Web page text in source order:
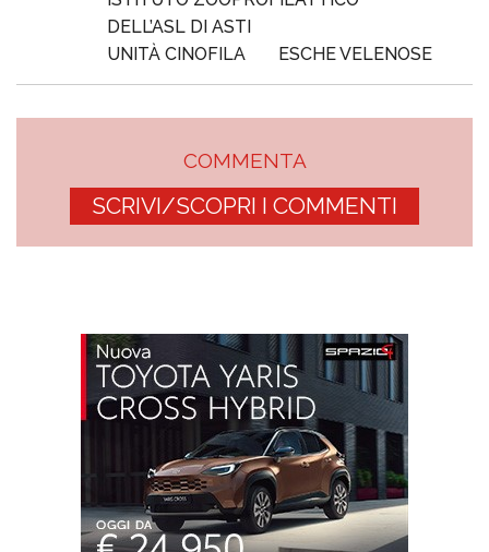
DELL’ASL DI ASTI
UNITÀ CINOFILA
ESCHE VELENOSE
COMMENTA
SCRIVI/SCOPRI I COMMENTI